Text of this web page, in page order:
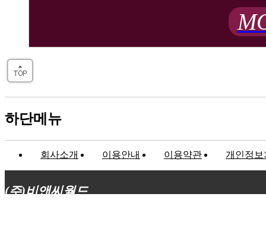
하단메뉴
회사소개 이용안내 이용약관 개인정보
(주)비앤씨월드